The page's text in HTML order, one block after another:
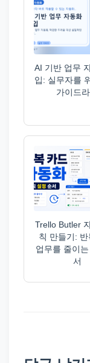
AI 기반 업무
입: 실무자를
가이드
Trello Butler
칙 만들기: 반
업무를 줄이
서